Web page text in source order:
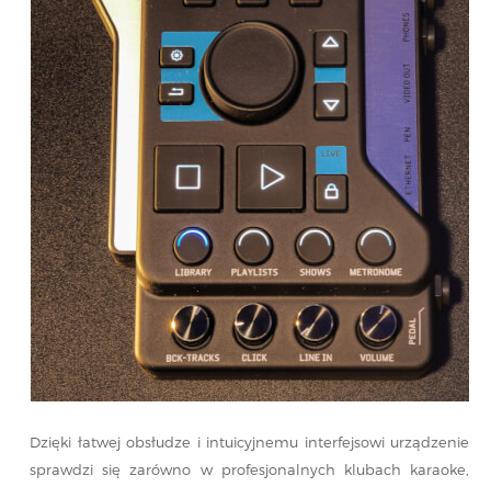
Dzięki łatwej obsłudze i intuicyjnemu interfejsowi urządzenie
sprawdzi się zarówno w profesjonalnych klubach karaoke,